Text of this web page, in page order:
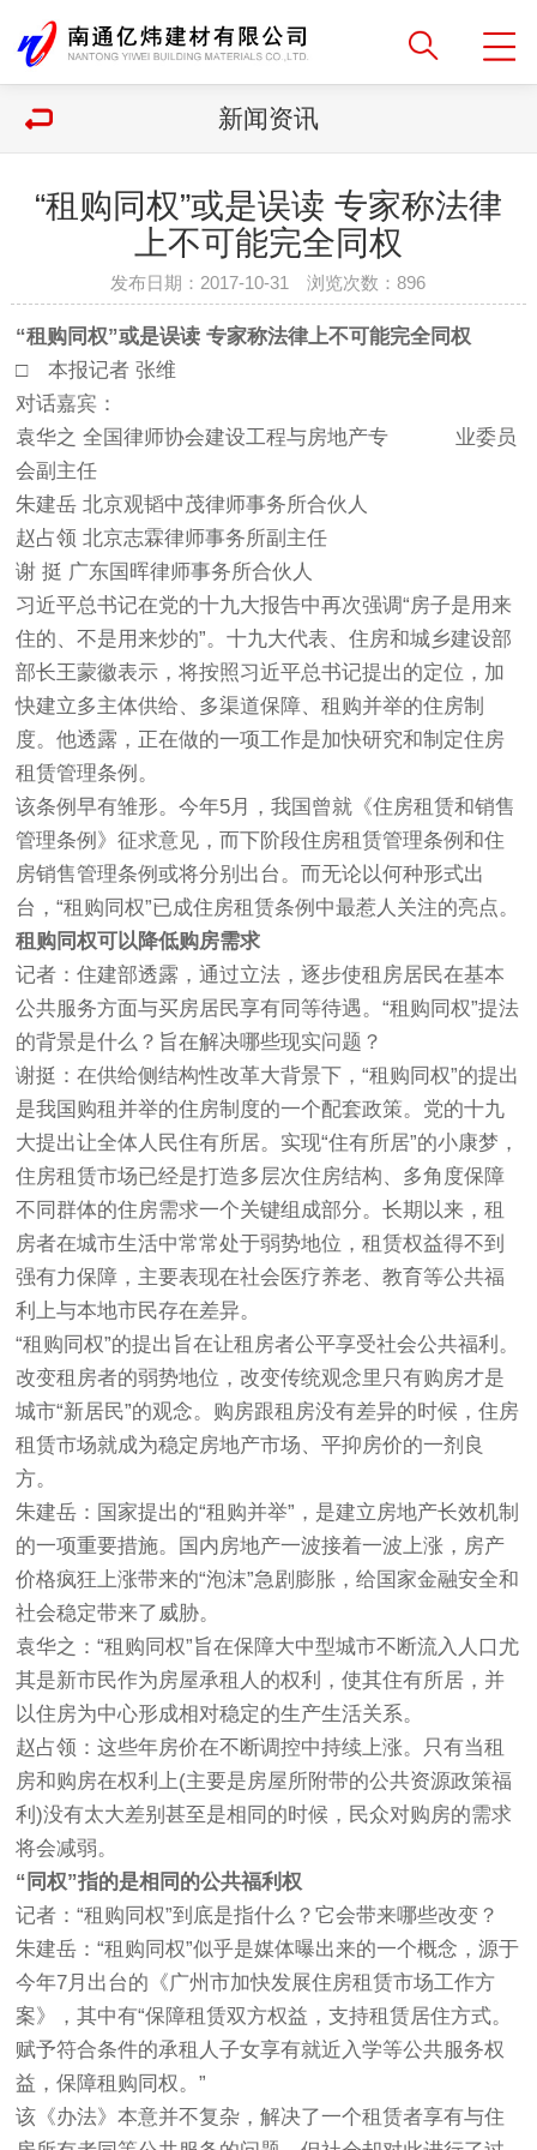
新闻资讯
“租购同权”或是误读 专家称法律
上不可能完全同权
发布日期：2017-10-31 浏览次数：896
“租购同权”或是误读 专家称法律上不可能完全同权
□ 本报记者 张维
对话嘉宾：
袁华之 全国律师协会建设工程与房地产专 业委员
会副主任
朱建岳 北京观韬中茂律师事务所合伙人
赵占领 北京志霖律师事务所副主任
谢 挺 广东国晖律师事务所合伙人
习近平总书记在党的十九大报告中再次强调“房子是用来
住的、不是用来炒的”。十九大代表、住房和城乡建设部
部长王蒙徽表示，将按照习近平总书记提出的定位，加
快建立多主体供给、多渠道保障、租购并举的住房制
度。他透露，正在做的一项工作是加快研究和制定住房
租赁管理条例。
该条例早有雏形。今年5月，我国曾就《住房租赁和销售
管理条例》征求意见，而下阶段住房租赁管理条例和住
房销售管理条例或将分别出台。而无论以何种形式出
台，“租购同权”已成住房租赁条例中最惹人关注的亮点。
租购同权可以降低购房需求
记者：住建部透露，通过立法，逐步使租房居民在基本
公共服务方面与买房居民享有同等待遇。“租购同权”提法
的背景是什么？旨在解决哪些现实问题？
谢挺：在供给侧结构性改革大背景下，“租购同权”的提出
是我国购租并举的住房制度的一个配套政策。党的十九
大提出让全体人民住有所居。实现“住有所居”的小康梦，
住房租赁市场已经是打造多层次住房结构、多角度保障
不同群体的住房需求一个关键组成部分。长期以来，租
房者在城市生活中常常处于弱势地位，租赁权益得不到
强有力保障，主要表现在社会医疗养老、教育等公共福
利上与本地市民存在差异。
“租购同权”的提出旨在让租房者公平享受社会公共福利。
改变租房者的弱势地位，改变传统观念里只有购房才是
城市“新居民”的观念。购房跟租房没有差异的时候，住房
租赁市场就成为稳定房地产市场、平抑房价的一剂良
方。
朱建岳：国家提出的“租购并举”，是建立房地产长效机制
的一项重要措施。国内房地产一波接着一波上涨，房产
价格疯狂上涨带来的“泡沫”急剧膨胀，给国家金融安全和
社会稳定带来了威胁。
袁华之：“租购同权”旨在保障大中型城市不断流入人口尤
其是新市民作为房屋承租人的权利，使其住有所居，并
以住房为中心形成相对稳定的生产生活关系。
赵占领：这些年房价在不断调控中持续上涨。只有当租
房和购房在权利上(主要是房屋所附带的公共资源政策福
利)没有太大差别甚至是相同的时候，民众对购房的需求
将会减弱。
“同权”指的是相同的公共福利权
记者：“租购同权”到底是指什么？它会带来哪些改变？
朱建岳：“租购同权”似乎是媒体曝出来的一个概念，源于
今年7月出台的《广州市加快发展住房租赁市场工作方
案》，其中有“保障租赁双方权益，支持租赁居住方式。
赋予符合条件的承租人子女享有就近入学等公共服务权
益，保障租购同权。”
该《办法》本意并不复杂，解决了一个租赁者享有与住